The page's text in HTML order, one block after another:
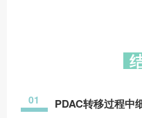
01 PDAC转移过程中